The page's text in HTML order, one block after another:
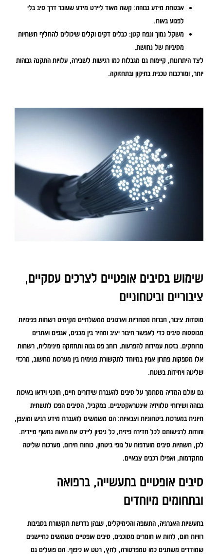
אבטחת מידע גבוהה: קשה מאוד ליירט מידע שעובר דרך סיב בלי
לפגוע באות.
משקל נמוך ונפח קטן: כבלים דקים וקלים שיכולים להחליף תשתיות
מסיביות של נחושת.
לצד היתרונות, קיימות גם מגבלות כמו רגישות לשבירה, עלויות התקנה גבוהות
יותר, ומורכבות טכנית בתיקון ובתחזוקה.
שימוש בסיבים אופטיים לצרכים עסקיים,
ציבוריים וביטחוניים
מוסדות ציבור, חברות מסחריות וארגונים ממשלתיים מקימים רשתות פנימיות
מבוססות סיבים כדי לאפשר חיבור יציב ומהיר בין מבנים, אגפים ואתרים
מרוחקים. בזכות עמידות להפרעות, רוחב פס גבוה ותחזוקה מינימלית, רשתות
אלו מספקות פתרון אמין במיוחד לתקשורת פנימית בין מערכות מחשוב, מרכזי
שליטה ויחידות בשטח.
גם עולם המדיה מסתמך על סיבים להעברת שידורים חיים, תוכני וידאו באיכות
גבוהה ושירותי טלוויזיה אינטראקטיביים. במקביל, הסיבים הפכו לתשתית
חיונית במערכות ביטחוניות וצבאיות: הם משמשים להעברת מידע רגיש ומוצפן,
והודות לרגישותם לכל חדירה פיזית, כל ניסיון ליירט את האות נחשף מיידית.
לכן, תשתיות סיבים מועדפות על גופי ביטחון, כוחות חירום, מערכות שליטה
מתקדמות, ואפילו רכבים צבאיים.
סיבים אופטיים בתעשייה, ברפואה
ובתחומים מיוחדים
בתעשיות האנרגיה, התעופה והכימיקלים, שבהן נדרשת תקשורת בסביבות
רוויות חום, לחות או חומרים מסוכנים, סיבים אופטיים משמשים כחיישנים
שמודדים משתנים כמו טמפרטורה, לחץ, רטט או כיפוף. הם פועלים גם